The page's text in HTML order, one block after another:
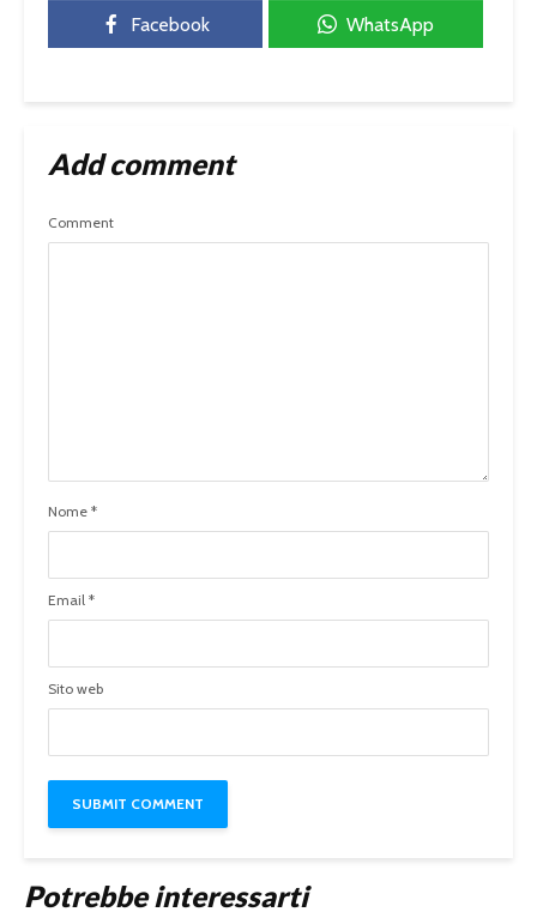
Facebook WhatsApp
Add comment
Comment
Nome *
Email *
Sito web
Potrebbe interessarti